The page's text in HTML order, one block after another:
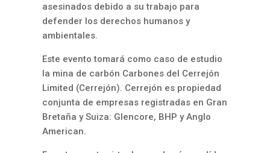
asesinados debido a su trabajo para
defender los derechos humanos y
ambientales.
Este evento tomará como caso de estudio
la mina de carbón Carbones del Cerrejón
Limited (Cerrejón). Cerrejón es propiedad
conjunta de empresas registradas en Gran
Bretaña y Suiza: Glencore, BHP y Anglo
American.